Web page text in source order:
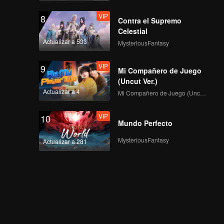
8
Actualizar a 533
VIP
Contra el Supremo
Celestial
MysteriousFantasy
9
Actualizar a 4
VIP
Mi Compañero de Juego
(Uncut Ver.)
Mi Compañero de Juego (Uncut Ver.)
10
Actualizar a 281
VIP
Mundo Perfecto
MysteriousFantasy